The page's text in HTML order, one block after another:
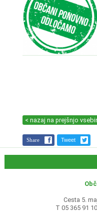
< nazaj na prejšnjo
Share Tweet
Cesta 5.
T 05 365 91